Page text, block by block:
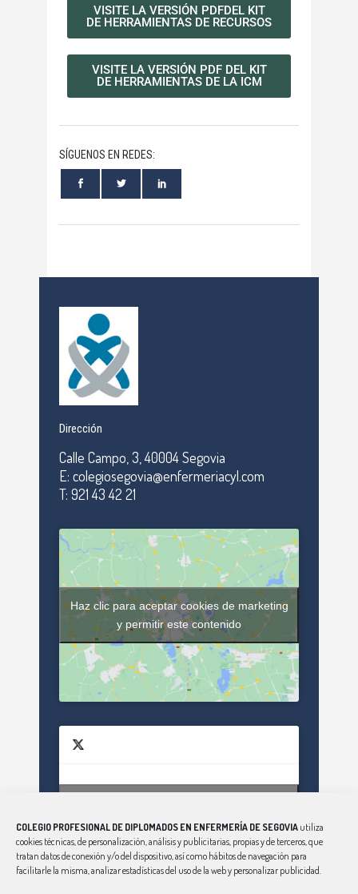
COLEGIO PROFESIONAL DE DIPLOMADOS EN ENFERMERÍA DE SEGOVIA utiliza
cookies técnicas, de personalización, análisis y publicitarias, propias y de terceros, que
tratan datos de conexión y/o del dispositivo, así como hábitos de navegación para
facilitarle la misma, analizar estadísticas del uso de la web y personalizar publicidad.
VISITE LA VERSIÓN PDFDEL KIT
DE HERRAMIENTAS DE RECURSOS
VISITE LA VERSIÓN PDF DEL KIT
DE HERRAMIENTAS DE LA ICM
SÍGUENOS EN REDES:
Dirección
Calle Campo, 3, 40004 Segovia
E: colegiosegovia@enfermeriacyl.com
T: 921 43 42 21
Haz clic para aceptar cookies de marketing
y permitir este contenido
y permitir este contenido